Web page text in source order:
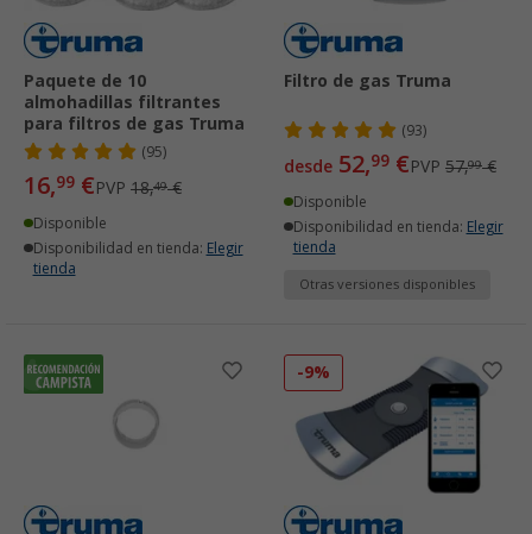
Paquete de 10
almohadillas filtrantes
para filtros de gas Truma
(95)
16,99 €PVP 18,49€
Disponible
Disponibilidad en tienda: Elegir
tienda
Filtro de gas Truma
(93)
desde 52,99 €PVP 57,99€
Disponible
Disponibilidad en tienda: Elegir
tienda
Otras versiones disponibles
-9%